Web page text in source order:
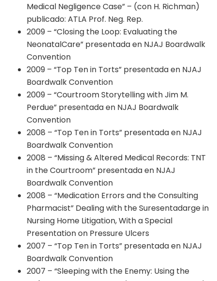
Medical Negligence Case” – (con H. Richman)
publicado: ATLA Prof. Neg. Rep.
2009 – “Closing the Loop: Evaluating the
NeonatalCare” presentada en NJAJ Boardwalk
Convention
2009 – “Top Ten in Torts” presentada en NJAJ
Boardwalk Convention
2009 – “Courtroom Storytelling with Jim M.
Perdue” presentada en NJAJ Boardwalk
Convention
2008 – “Top Ten in Torts” presentada en NJAJ
Boardwalk Convention
2008 – “Missing & Altered Medical Records: TNT
in the Courtroom” presentada en NJAJ
Boardwalk Convention
2008 – “Medication Errors and the Consulting
Pharmacist” Dealing with the Suresentadarge in
Nursing Home Litigation, With a Special
Presentation on Pressure Ulcers
2007 – “Top Ten in Torts” presentada en NJAJ
Boardwalk Convention
2007 – “Sleeping with the Enemy: Using the